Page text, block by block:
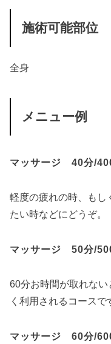
施術可能部位
全身
メニュー例
マッサージ 40分/
軽度の疲れの時、もし
たい時などにどうぞ。
マッサージ 50分/
60分お時間が取れな
く利用されるコースで
マッサージ 60分/